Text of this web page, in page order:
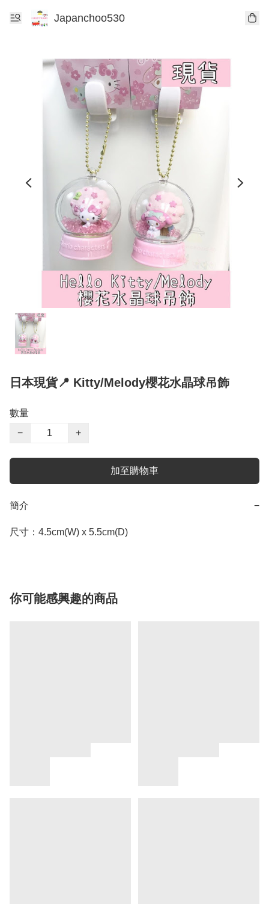
Japanchoo530
日本現貨📍 Kitty/Melody櫻花水晶球吊飾
數量
−
+
加至購物車
簡介 −
你可能感興趣的商品